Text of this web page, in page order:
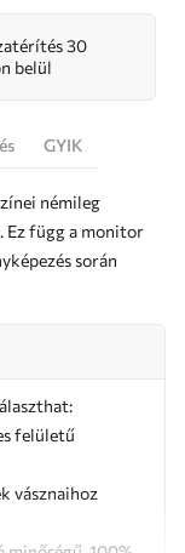
30
belül
GYIK
némileg
Ez függ a monitor
során
felületű
vásznaihoz